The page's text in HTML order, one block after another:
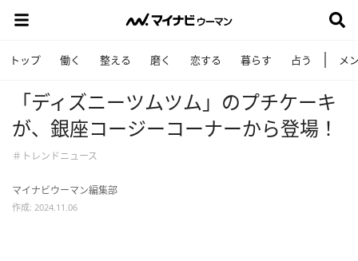
トップ 働く 整える 磨く 恋する 暮らす 占う メ
「ディズニーツムツム」のプチケーキ
が、銀座コージーコーナーから登場！
＃トレンドニュース
マイナビウーマン編集部
作成: 2024.11.06